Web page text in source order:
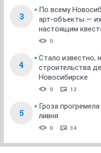
3
По всему
арт-объекты —
настоящим
0
4
Стало известно,
строительства
Новосибирске
0 12
5
Гроза
ливня
0 34